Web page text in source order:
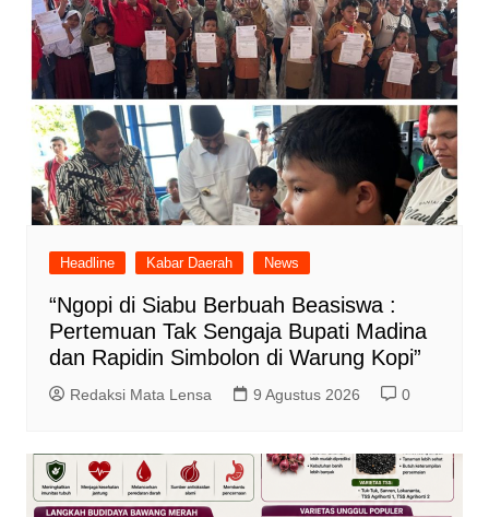
Headline Kabar Daerah News
“Ngopi di Siabu Berbuah Beasiswa :
Pertemuan Tak Sengaja Bupati Madina
dan Rapidin Simbolon di Warung Kopi”
Redaksi Mata Lensa 9 Agustus 2026 0